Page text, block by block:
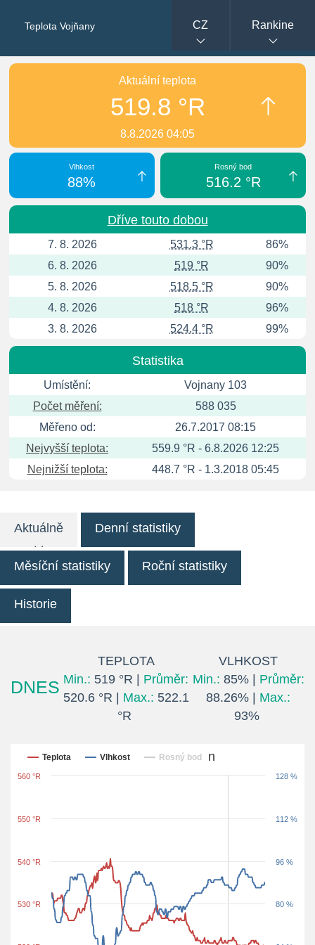
Teplota Vojňany CZ Rankine
Aktuální teplota
519.8 °R
8.8.2026 04:05
Vlhkost
88%
Rosný bod
516.2 °R
Dříve touto dobou
7. 8. 2026 531.3 °R
86%
6. 8. 2026
519 °R
90%
5. 8. 2026
518.5 °R
90%
4. 8. 2026
518 °R
96%
3. 8. 2026
524.4 °R 99%
Statistika
Umístění:
Vojnany 103
Počet měření:
588 035
Měřeno od:
26.7.2017 08:15
Nejvyšší teplota:
559.9 °R - 6.8.2026 12:25
Nejnižší teplota:
448.7 °R - 1.3.2018 05:45
Aktuálně Denní statistiky
Měsíční statistiky Roční statistiky
Historie
DNES
TEPLOTA
Min.: 519 °R | Průměr:
520.6 °R | Max.: 522.1
°R
VLHKOST
Min.: 85% | Průměr:
88.26% | Max.:
93%
Posledních 24 hodin
Teplota Vlhkost Rosný bod
530 °R
540 °R
550 °R
560 °R
80 %
96 %
112 %
128 %